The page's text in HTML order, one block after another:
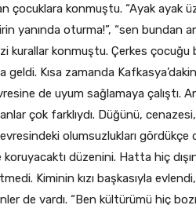
çocuklara konmuştu. “Ayak ayak
yanında oturma!”, “sen bundan
kurallar konmuştu. Çerkes
geldi. Kısa zamanda
de uyum sağlamaya çalıştı.
çok farklıydı. Düğünü,
olumsuzlukları
düzenini. Hatta hiç
Kiminin kızı başkasıyla
de vardı. “Ben kültürümü hiç